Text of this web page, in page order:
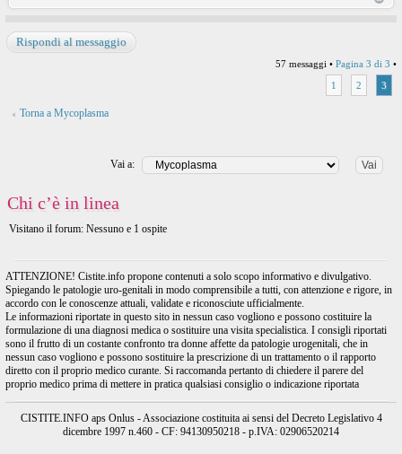
Rispondi al messaggio
57 messaggi • Pagina 3 di 3 •
1
2 3
Torna a Mycoplasma
Vai a:
Chi c’è in linea
Visitano il forum: Nessuno e 1 ospite
ATTENZIONE! Cistite.info propone contenuti a solo scopo informativo e divulgativo.
Spiegando le patologie uro-genitali in modo comprensibile a tutti, con attenzione e rigore, in
accordo con le conoscenze attuali, validate e riconosciute ufficialmente.
Le informazioni riportate in questo sito in nessun caso vogliono e possono costituire la
formulazione di una diagnosi medica o sostituire una visita specialistica. I consigli riportati
sono il frutto di un costante confronto tra donne affette da patologie urogenitali, che in
nessun caso vogliono e possono sostituire la prescrizione di un trattamento o il rapporto
diretto con il proprio medico curante. Si raccomanda pertanto di chiedere il parere del
proprio medico prima di mettere in pratica qualsiasi consiglio o indicazione riportata
CISTITE.INFO aps Onlus - Associazione costituita ai sensi del Decreto Legislativo 4
dicembre 1997 n.460 - CF: 94130950218 - p.IVA: 02906520214